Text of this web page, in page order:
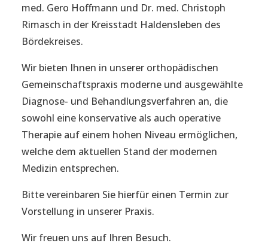
med. Gero Hoffmann und Dr. med. Christoph
Rimasch in der Kreisstadt Haldensleben des
Bördekreises.
Wir bieten Ihnen in unserer orthopädischen
Gemeinschaftspraxis moderne und ausgewählte
Diagnose- und Behandlungsverfahren an, die
sowohl eine konservative als auch operative
Therapie auf einem hohen Niveau ermöglichen,
welche dem aktuellen Stand der modernen
Medizin entsprechen.
Bitte vereinbaren Sie hierfür einen Termin zur
Vorstellung in unserer Praxis.
Wir freuen uns auf Ihren Besuch.